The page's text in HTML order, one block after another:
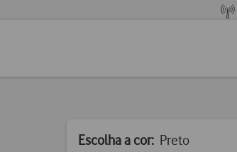
Escolha a cor: Preto